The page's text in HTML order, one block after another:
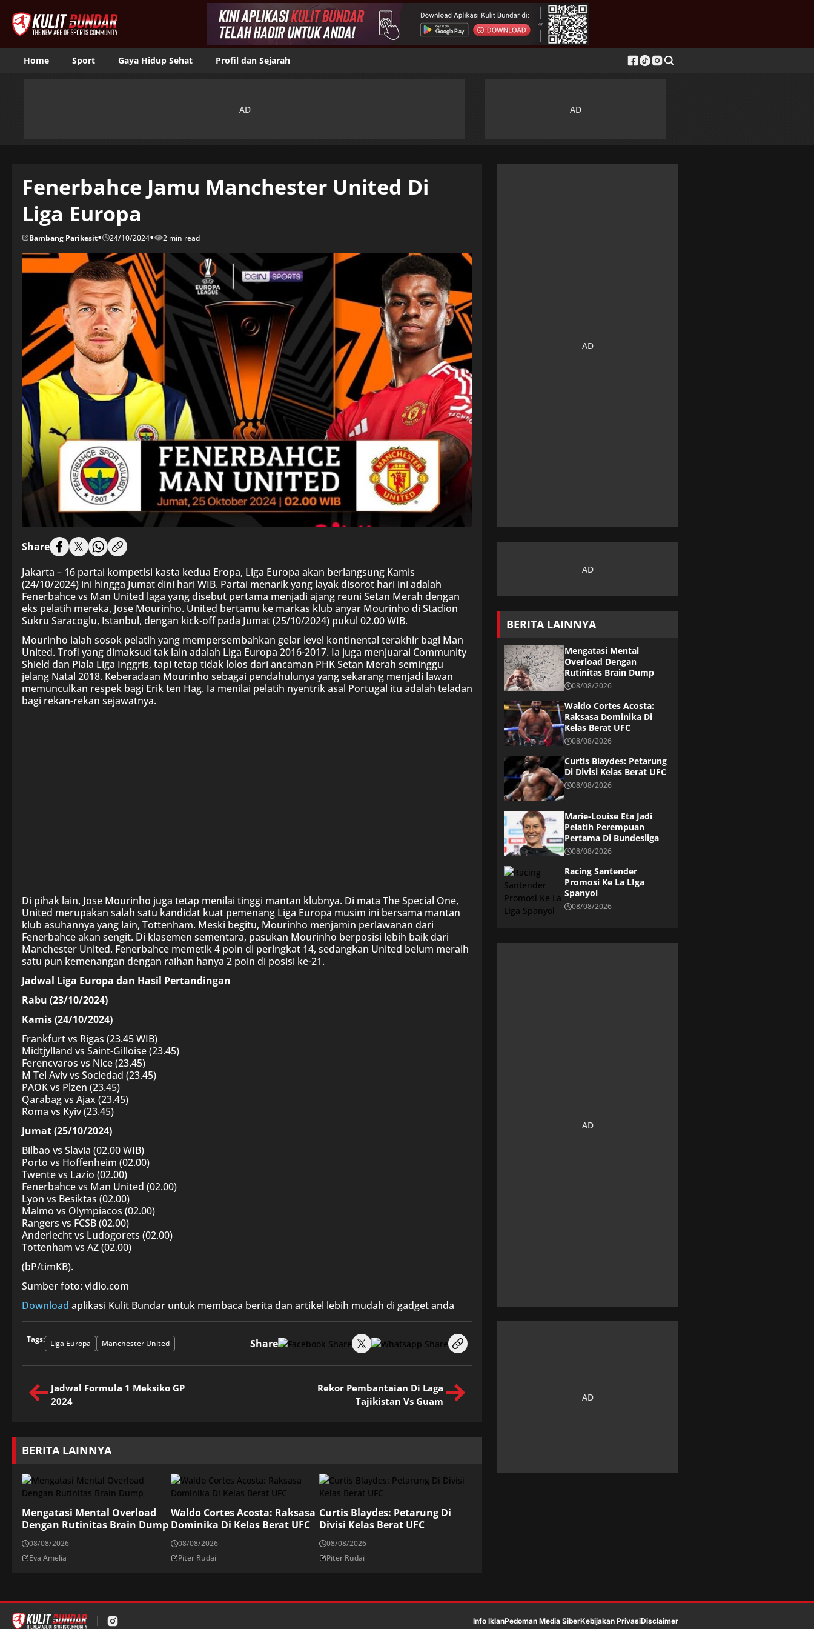
Home Sport Gaya Hidup Sehat Profil dan Sejarah
Fenerbahce Jamu Manchester United Di
Liga Europa
Bambang Parikesit• 24/10/2024• 2 min read
Share
Jakarta – 16 partai kompetisi kasta kedua Eropa, Liga Europa akan berlangsung Kamis
(24/10/2024) ini hingga Jumat dini hari WIB. Partai menarik yang layak disorot hari ini adalah
Fenerbahce vs Man United laga yang disebut pertama menjadi ajang reuni Setan Merah dengan
eks pelatih mereka, Jose Mourinho. United bertamu ke markas klub anyar Mourinho di Stadion
Sukru Saracoglu, Istanbul, dengan kick-off pada Jumat (25/10/2024) pukul 02.00 WIB.
Mourinho ialah sosok pelatih yang mempersembahkan gelar level kontinental terakhir bagi Man
United. Trofi yang dimaksud tak lain adalah Liga Europa 2016-2017. Ia juga menjuarai Community
Shield dan Piala Liga Inggris, tapi tetap tidak lolos dari ancaman PHK Setan Merah seminggu
jelang Natal 2018. Keberadaan Mourinho sebagai pendahulunya yang sekarang menjadi lawan
memunculkan respek bagi Erik ten Hag. Ia menilai pelatih nyentrik asal Portugal itu adalah teladan
bagi rekan-rekan sejawatnya.
Di pihak lain, Jose Mourinho juga tetap menilai tinggi mantan klubnya. Di mata The Special One,
United merupakan salah satu kandidat kuat pemenang Liga Europa musim ini bersama mantan
klub asuhannya yang lain, Tottenham. Meski begitu, Mourinho menjamin perlawanan dari
Fenerbahce akan sengit. Di klasemen sementara, pasukan Mourinho berposisi lebih baik dari
Manchester United. Fenerbahce memetik 4 poin di peringkat 14, sedangkan United belum meraih
satu pun kemenangan dengan raihan hanya 2 poin di posisi ke-21.
Jadwal Liga Europa dan Hasil Pertandingan
Rabu (23/10/2024)
Kamis (24/10/2024)
Frankfurt vs Rigas (23.45 WIB)
Midtjylland vs Saint-Gilloise (23.45)
Ferencvaros vs Nice (23.45)
M Tel Aviv vs Sociedad (23.45)
PAOK vs Plzen (23.45)
Qarabag vs Ajax (23.45)
Roma vs Kyiv (23.45)
Jumat (25/10/2024)
Bilbao vs Slavia (02.00 WIB)
Porto vs Hoffenheim (02.00)
Twente vs Lazio (02.00)
Fenerbahce vs Man United (02.00)
Lyon vs Besiktas (02.00)
Malmo vs Olympiacos (02.00)
Rangers vs FCSB (02.00)
Anderlecht vs Ludogorets (02.00)
Tottenham vs AZ (02.00)
(bP/timKB).
Sumber foto: vidio.com
Download aplikasi Kulit Bundar untuk membaca berita dan artikel lebih mudah di gadget anda
Tags: Liga Europa Manchester United Share
Jadwal Formula 1 Meksiko GP
2024
Rekor Pembantaian Di Laga
Tajikistan Vs Guam
BERITA LAINNYA
Mengatasi Mental Overload
Dengan Rutinitas Brain Dump
08/08/2026
Eva Amelia
Waldo Cortes Acosta: Raksasa
Dominika Di Kelas Berat UFC
08/08/2026
Piter Rudai
Curtis Blaydes: Petarung Di
Divisi Kelas Berat UFC
08/08/2026
Piter Rudai
BERITA LAINNYA
Mengatasi Mental
Overload Dengan
Rutinitas Brain Dump
08/08/2026
Waldo Cortes Acosta:
Raksasa Dominika Di
Kelas Berat UFC
08/08/2026
Curtis Blaydes: Petarung
Di Divisi Kelas Berat UFC
08/08/2026
Marie-Louise Eta Jadi
Pelatih Perempuan
Pertama Di Bundesliga
08/08/2026
Racing Santender
Promosi Ke La LIga
Spanyol
08/08/2026
Info IklanPedoman Media SiberKebijakan PrivasiDisclaimer